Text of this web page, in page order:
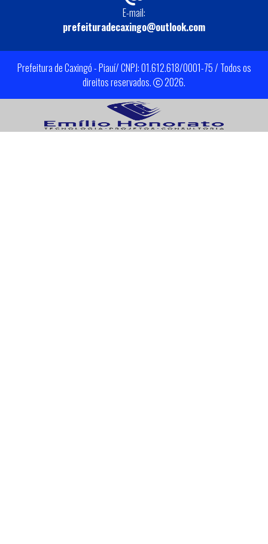
E-mail:
prefeituradecaxingo@outlook.com
Prefeitura de Caxingó - Piauí/ CNPJ: 01.612.618/0001-75 / Todos os
direitos reservados.
2026.